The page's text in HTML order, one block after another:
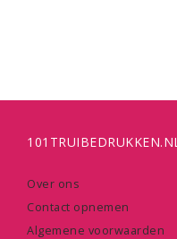
101TRUIBEDRUKKEN.NL
Over ons
Contact opnemen
Algemene voorwaarden